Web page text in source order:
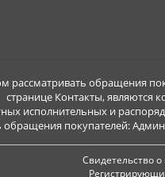
обращения
странице Контакты, являются
исполнительных и
обращения покупателей:
Свидетельство о